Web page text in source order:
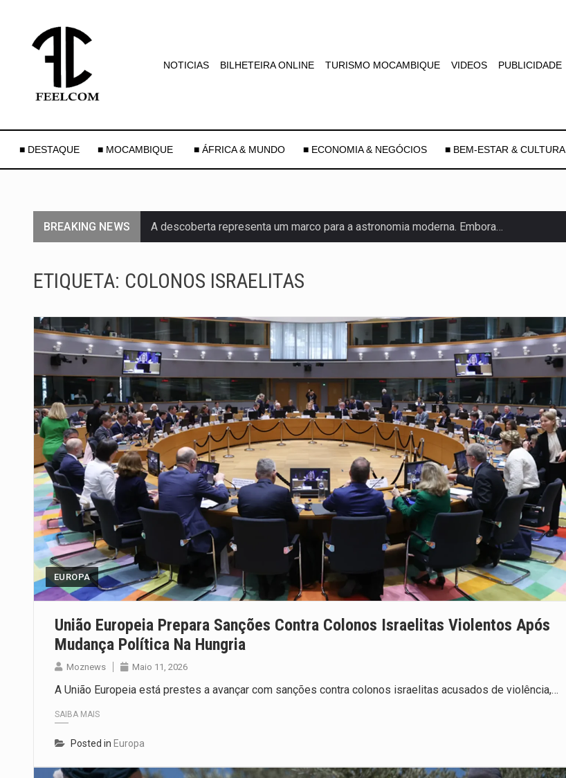
NOTICIAS BILHETEIRA ONLINE TURISMO MOCAMBIQUE VIDEOS PUBLICIDADE
■ DESTAQUE ■ MOCAMBIQUE ■ ÁFRICA & MUNDO ■ ECONOMIA & NEGÓCIOS ■ BEM-ESTAR & CULTURA
BREAKING NEWS A descoberta representa um marco para a astronomia moderna. Embora…
De acordo com as autoridades de saúde da Faixa de…
Um dos casos mais graves envolveu a residência de Sam…
A cidade de Bunia, capital da província de Ituri, tornou-se…
O pagamento marca o desfecho de um dos processos mais…
O programa, cuja implementação está prevista entre abril de 2026…
A nova legislação estabelece um prazo de 180 dias para…
O Departamento de Estado norte-americano confirmou que cidadãos dos Estados…
A final coloca frente a frente duas equipas que chegaram…
ETIQUETA: COLONOS ISRAELITAS
EUROPA
União Europeia Prepara Sanções Contra Colonos Israelitas Violentos Após
Mudança Política Na Hungria
Moznews Maio 11, 2026
A União Europeia está prestes a avançar com sanções contra colonos israelitas acusados de violência,…
SAIBA MAIS
Posted in Europa